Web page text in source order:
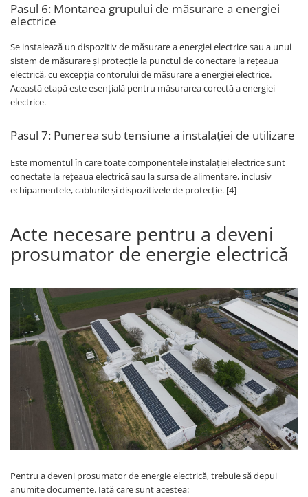
Pasul 6: Montarea grupului de măsurare a energiei
electrice
Se instalează un dispozitiv de măsurare a energiei electrice sau a unui
sistem de măsurare și protecție la punctul de conectare la rețeaua
electrică, cu excepția contorului de măsurare a energiei electrice.
Această etapă este esențială pentru măsurarea corectă a energiei
electrice.
Pasul 7: Punerea sub tensiune a instalației de utilizare
Este momentul în care toate componentele instalației electrice sunt
conectate la rețeaua electrică sau la sursa de alimentare, inclusiv
echipamentele, cablurile și dispozitivele de protecție. [4]
Acte necesare pentru a deveni
prosumator de energie electrică
Pentru a deveni prosumator de energie electrică, trebuie să depui
anumite documente. Iată care sunt acestea: